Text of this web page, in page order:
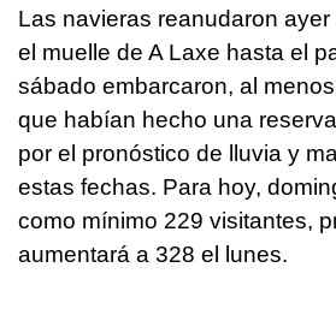
Las navieras reanudaron
el muelle de A Laxe hasta el
sábado embarcaron, al
que habían hecho una
por el pronóstico de lluvia y
estas fechas. Para hoy,
como mínimo 229 visitantes,
aumentará a 328 el lunes.